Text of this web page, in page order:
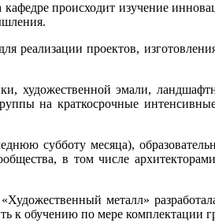
происходит изучение
реализации проектов,
художественной эмали,
на краткосрочные
субботу месяца),
в том числе
металл»
к обучению по мере комплектации